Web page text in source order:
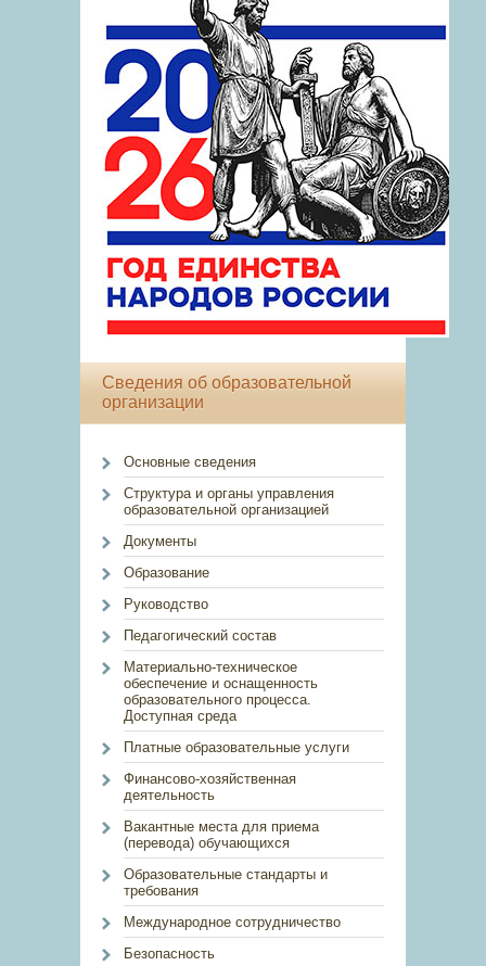
Сведения об образовательной
организации
Основные сведения
Структура и органы управления
образовательной организацией
Документы
Образование
Руководство
Педагогический состав
Материально-техническое
обеспечение и оснащенность
образовательного процесса.
Доступная среда
Платные образовательные услуги
Финансово-хозяйственная
деятельность
Вакантные места для приема
(перевода) обучающихся
Образовательные стандарты и
требования
Международное сотрудничество
Безопасность